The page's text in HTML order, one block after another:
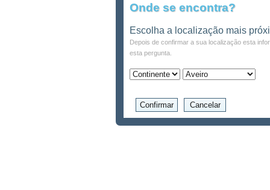
Onde se encontra?
Escolha a localização mais
Depois de confirmar a sua localização esta
esta pergunta.